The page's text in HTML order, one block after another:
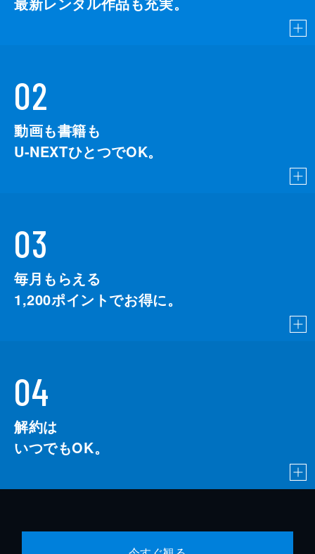
02
動画も書籍も
U-NEXTひとつでOK。
03
毎月もらえる
1,200ポイントでお得に。
04
解約は
いつでもOK。